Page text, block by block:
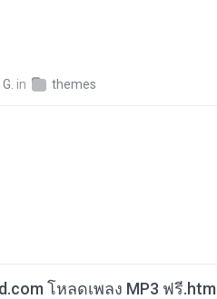
in themes
โหลดเพลง MP3 ฟรี.html